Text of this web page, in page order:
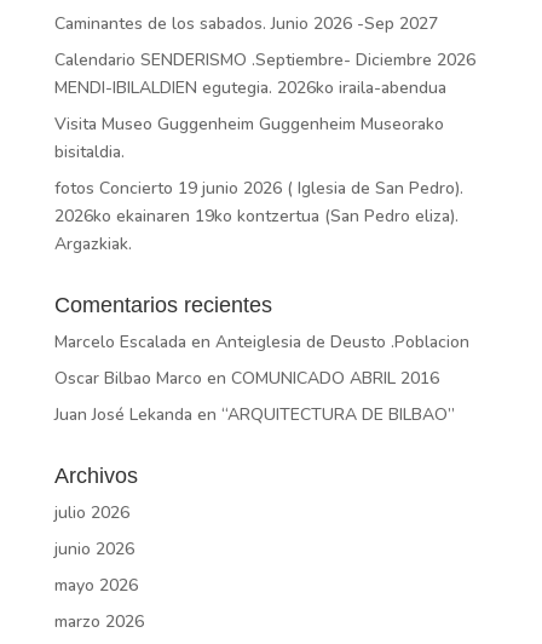
Caminantes de los sabados. Junio 2026 -Sep 2027
Calendario SENDERISMO .Septiembre- Diciembre 2026
MENDI-IBILALDIEN egutegia. 2026ko iraila-abendua
Visita Museo Guggenheim Guggenheim Museorako
bisitaldia.
fotos Concierto 19 junio 2026 ( Iglesia de San Pedro).
2026ko ekainaren 19ko kontzertua (San Pedro eliza).
Argazkiak.
Comentarios recientes
Marcelo Escalada en Anteiglesia de Deusto .Poblacion
Oscar Bilbao Marco en COMUNICADO ABRIL 2016
Juan José Lekanda en “ARQUITECTURA DE BILBAO”
Archivos
julio 2026
junio 2026
mayo 2026
marzo 2026